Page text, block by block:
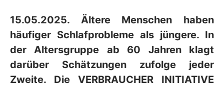
15.05.2025. Ältere Menschen haben
häufiger Schlafprobleme als jüngere. In
der Altersgruppe ab 60 Jahren klagt
darüber Schätzungen zufolge jeder
Zweite. Die VERBRAUCHER INITIATIVE